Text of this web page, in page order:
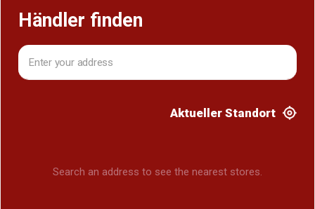
Händler finden
Aktueller Standort
Search an address to see the nearest stores.